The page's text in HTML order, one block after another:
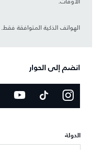
الهواتف الذكية المتوافقة فقط.
انضم إلى الحوار
الدولة